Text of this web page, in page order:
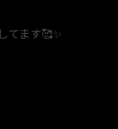
てます🥰✨